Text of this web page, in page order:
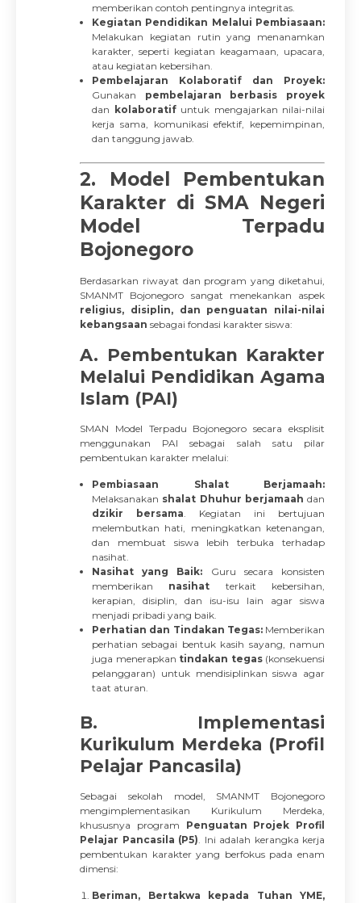
memberikan contoh pentingnya integritas.
Kegiatan Pendidikan Melalui Pembiasaan:
Melakukan kegiatan rutin yang menanamkan
karakter, seperti kegiatan keagamaan, upacara,
atau kegiatan kebersihan.
Pembelajaran Kolaboratif dan Proyek:
Gunakan pembelajaran berbasis proyek
dan
kolaboratifuntuk mengajarkan nilai-nilai
kerja sama, komunikasi efektif, kepemimpinan,
dan tanggung jawab.
2. Model Pembentukan
Karakter di SMA Negeri
Model Terpadu
Bojonegoro
Berdasarkan riwayat dan program yang diketahui,
SMANMT Bojonegoro sangat menekankan aspek
religius, disiplin, dan penguatan nilai-nilai
kebangsaan sebagai fondasi karakter siswa:
A. Pembentukan Karakter
Melalui Pendidikan Agama
Islam (PAI)
SMAN Model Terpadu Bojonegoro secara eksplisit
menggunakan PAI sebagai salah satu pilar
pembentukan karakter melalui:
Pembiasaan Shalat Berjamaah:
Melaksanakan shalat Dhuhur berjamaah dan
dzikir bersama. Kegiatan ini bertujuan
melembutkan hati, meningkatkan ketenangan,
dan membuat siswa lebih terbuka terhadap
nasihat.
Nasihat yang Baik: Guru secara konsisten
memberikan nasihat terkait kebersihan,
kerapian, disiplin, dan isu-isu lain agar siswa
menjadi pribadi yang baik.
Perhatian dan Tindakan Tegas:Memberikan
perhatian sebagai bentuk kasih sayang, namun
juga menerapkan tindakan tegas(konsekuensi
pelanggaran) untuk mendisiplinkan siswa agar
taat aturan.
B. Implementasi
Kurikulum Merdeka (Profil
Pelajar Pancasila)
Sebagai sekolah model, SMANMT Bojonegoro
mengimplementasikan Kurikulum Merdeka,
khususnya program Penguatan Projek Profil
Pelajar Pancasila (P5). Ini adalah kerangka kerja
pembentukan karakter yang berfokus pada enam
dimensi:
Beriman, Bertakwa kepada Tuhan YME,